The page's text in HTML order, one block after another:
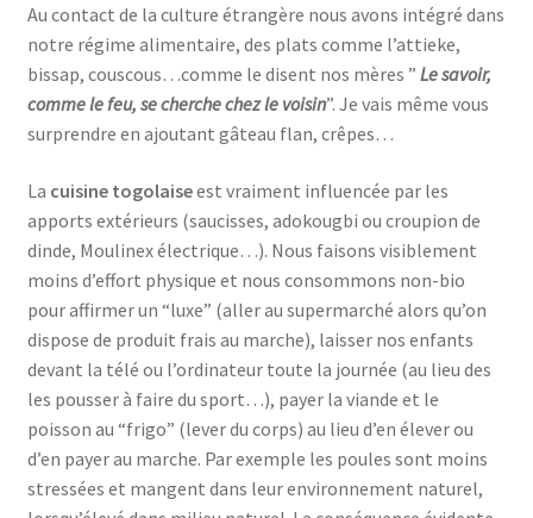
Au contact de la culture étrangère nous avons intégré dans
notre régime alimentaire, des plats comme l’attieke,
bissap, couscous…comme le disent nos mères ” Le savoir,
comme le feu, se cherche chez le voisin”. Je vais même vous
surprendre en ajoutant gâteau flan, crêpes…
La cuisine togolaiseest vraiment influencée par les
apports extérieurs (saucisses, adokougbi ou croupion de
dinde, Moulinex électrique…). Nous faisons visiblement
moins d’effort physique et nous consommons non-bio
pour affirmer un “luxe” (aller au supermarché alors qu’on
dispose de produit frais au marche), laisser nos enfants
devant la télé ou l’ordinateur toute la journée (au lieu des
les pousser à faire du sport…), payer la viande et le
poisson au “frigo” (lever du corps) au lieu d’en élever ou
d’en payer au marche. Par exemple les poules sont moins
stressées et mangent dans leur environnement naturel,